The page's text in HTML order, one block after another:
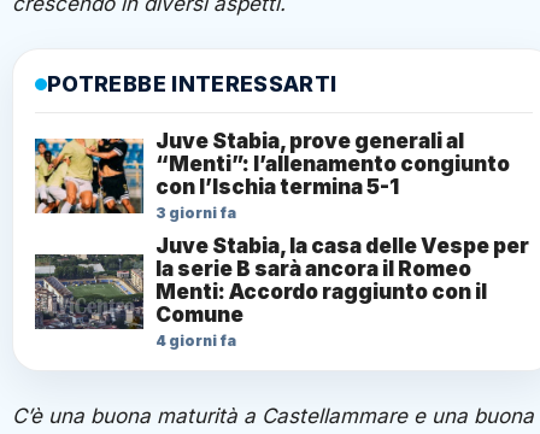
POTREBBE INTERESSARTI
Juve Stabia, prove generali al
“Menti”: l’allenamento congiunto
con l’Ischia termina 5-1
3 giorni fa
Juve Stabia, la casa delle Vespe per
la serie B sarà ancora il Romeo
Menti: Accordo raggiunto con il
Comune
4 giorni fa
C’è una buona maturità a Castellammare e una buona